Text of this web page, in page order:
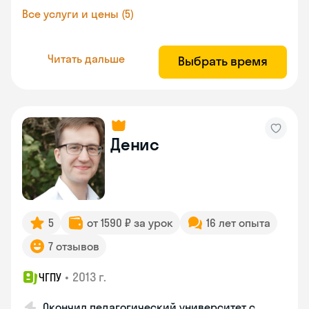
Все услуги и цены (5)
Читать дальше Выбрать время
Денис
5 от 1590 ₽ за урок
16 лет опыта
7 отзывов
ЧГПУ • 2013 г.